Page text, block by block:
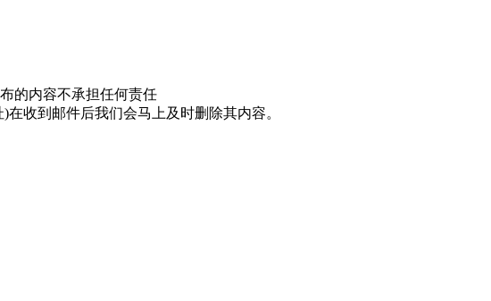
的内容不承担任何责任
在收到邮件后我们会马上及时删除其内容。